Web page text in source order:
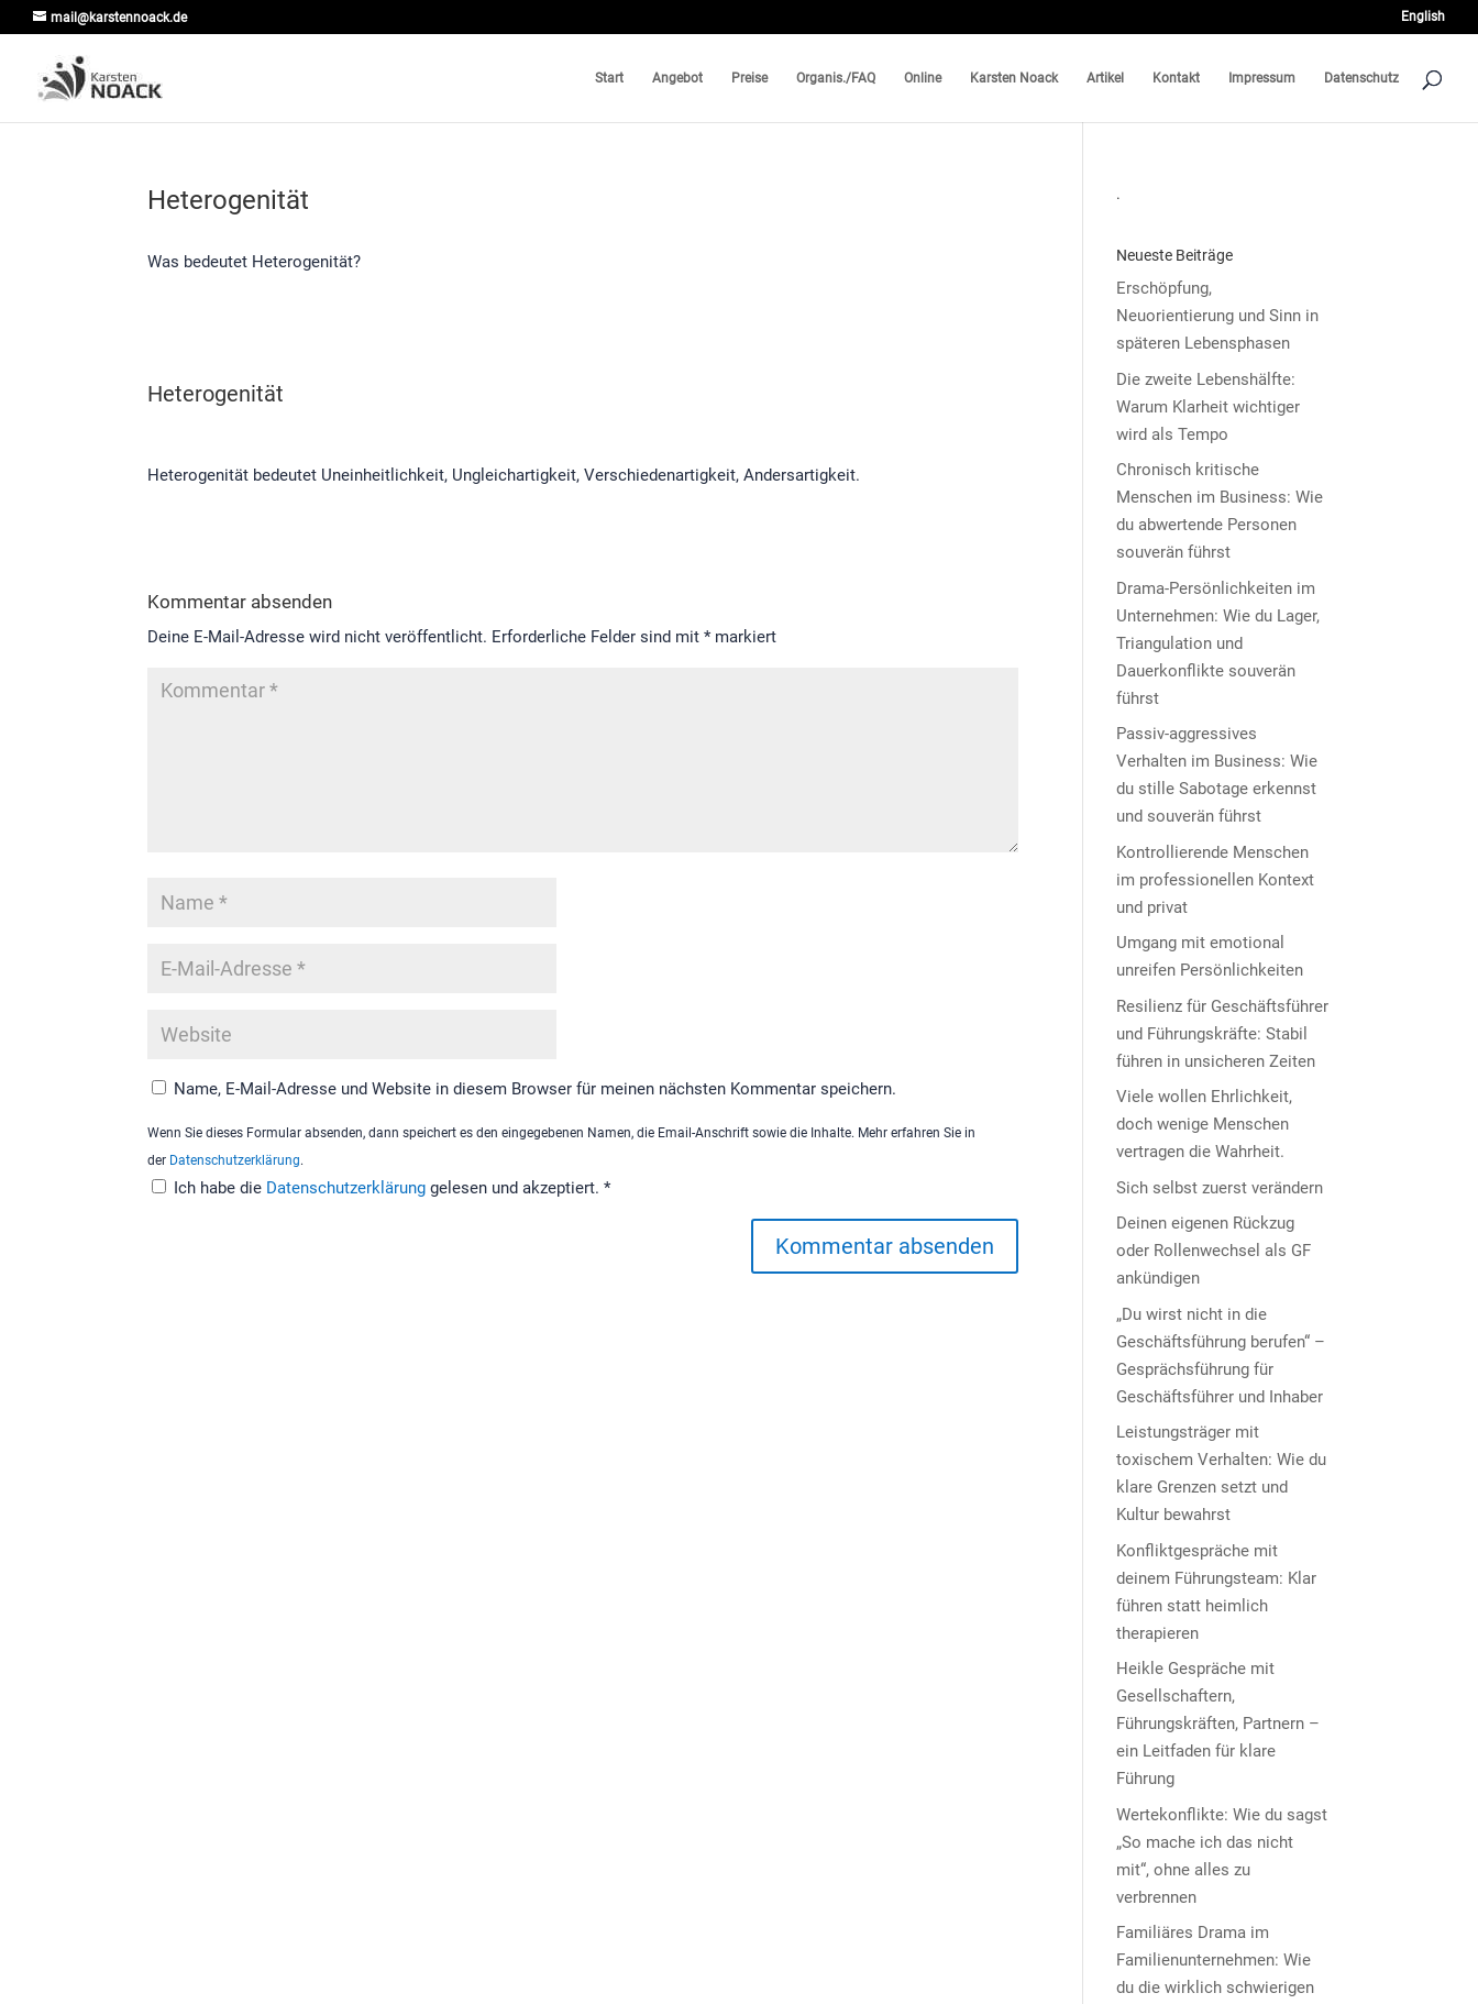
mail@karstennoack.de English
Start Angebot Preise Organis./FAQ Online Karsten Noack Artikel Kontakt Impressum Datenschutz
Heterogenität
Was bedeutet Heterogenität?
Heterogenität
Heterogenität bedeutet Uneinheitlichkeit, Ungleichartigkeit, Verschiedenartigkeit, Andersartigkeit.
Kommentar absenden
Deine E-Mail-Adresse wird nicht veröffentlicht. Erforderliche Felder sind mit*markiert
Name, E-Mail-Adresse und Website in diesem Browser für meinen nächsten Kommentar speichern.
Wenn Sie dieses Formular absenden, dann speichert es den eingegebenen Namen, die Email-Anschrift sowie die Inhalte. Mehr erfahren Sie in
der Datenschutzerklärung.
Ich habe die Datenschutzerklärunggelesen und akzeptiert. *
.
Neueste Beiträge
Erschöpfung,
Neuorientierung und Sinn in
späteren Lebensphasen
Die zweite Lebenshälfte:
Warum Klarheit wichtiger
wird als Tempo
Chronisch kritische
Menschen im Business: Wie
du abwertende Personen
souverän führst
Drama-Persönlichkeiten im
Unternehmen: Wie du Lager,
Triangulation und
Dauerkonflikte souverän
führst
Passiv-aggressives
Verhalten im Business: Wie
du stille Sabotage erkennst
und souverän führst
Kontrollierende Menschen
im professionellen Kontext
und privat
Umgang mit emotional
unreifen Persönlichkeiten
Resilienz für Geschäftsführer
und Führungskräfte: Stabil
führen in unsicheren Zeiten
Viele wollen Ehrlichkeit,
doch wenige Menschen
vertragen die Wahrheit.
Sich selbst zuerst verändern
Deinen eigenen Rückzug
oder Rollenwechsel als GF
ankündigen
„Du wirst nicht in die
Geschäftsführung berufen“ –
Gesprächsführung für
Geschäftsführer und Inhaber
Leistungsträger mit
toxischem Verhalten: Wie du
klare Grenzen setzt und
Kultur bewahrst
Konfliktgespräche mit
deinem Führungsteam: Klar
führen statt heimlich
therapieren
Heikle Gespräche mit
Gesellschaftern,
Führungskräften, Partnern –
ein Leitfaden für klare
Führung
Wertekonflikte: Wie du sagst
„So mache ich das nicht
mit“, ohne alles zu
verbrennen
Familiäres Drama im
Familienunternehmen: Wie
du die wirklich schwierigen